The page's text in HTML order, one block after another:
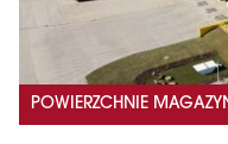
POWIERZCHNIE